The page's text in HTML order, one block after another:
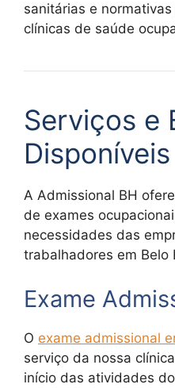
sanitárias e
clínicas de saúde
Serviços e
Disponíveis
A Admissional BH
de exames
necessidades das
trabalhadores em Belo
Exame
O exame admissional
serviço da nossa
início das atividades